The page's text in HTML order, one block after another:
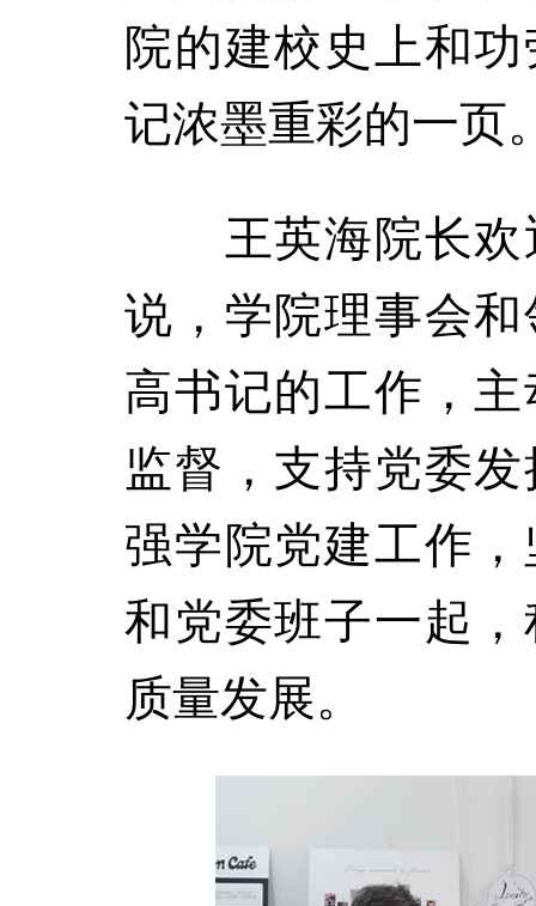
院的建校史上和
记浓墨重彩的一页
王英海院长欢
说，学院理事会
高书记的工作，
监督，支持党委
强学院党建工作
和党委班子一起
质量发展。